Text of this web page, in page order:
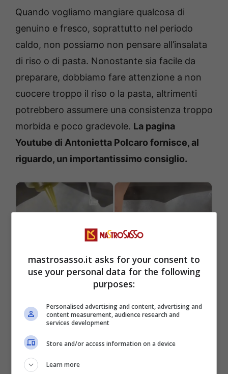
Quando vogliamo mangiare qualcosa di
genuino e fresco, soprattutto nel periodo
caldo, non possiamo non pensare all’insalata
di riso o di pasta. Nonostante sia facile da
preparare, dobbiamo fare attenzione a non
cuocere troppo il riso o la pasta, altrimenti
potrebbero assumere una consistenza troppo
morbida e poco gradevole. La pagina
Youtube di Antonietta Polcaro fornisce, al
riguardo, un importantissimo consiglio.
Insalata di riso o pasta, il segreto per preparare un piatto
ancora più gustoso (Foto Youtube @antoniettapolcaro)
mastrosasso.it
Dobbiamo sapere che, dopo aver cotto il riso
mastrosasso.it asks for your consent to
use your personal data for the following
purposes:
Personalised advertising and content, advertising and
content measurement, audience research and
services development
Store and/or access information on a device
Learn more